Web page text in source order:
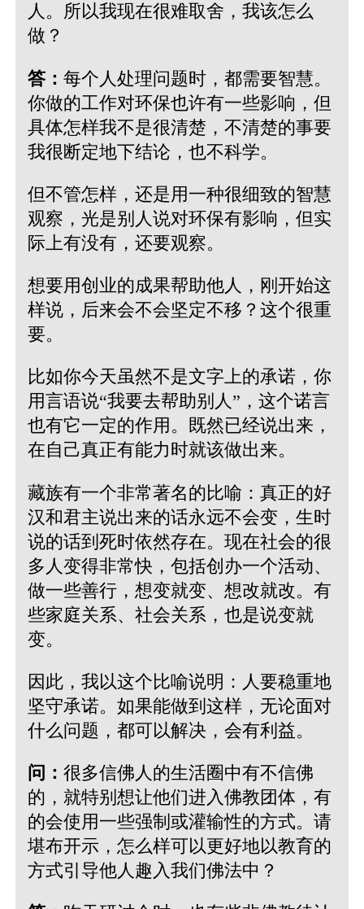
人。所以我现在很难取舍，我该怎么
做？
答： 每个人处理问题时，都需要智慧。
你做的工作对环保也许有一些影响，但
具体怎样我不是很清楚，不清楚的事要
我很断定地下结论，也不科学。
但不管怎样，还是用一种很细致的智慧
观察，光是别人说对环保有影响，但实
际上有没有，还要观察。
想要用创业的成果帮助他人，刚开始这
样说，后来会不会坚定不移？这个很重
要。
比如你今天虽然不是文字上的承诺，你
用言语说“我要去帮助别人”，这个诺言
也有它一定的作用。既然已经说出来，
在自己真正有能力时就该做出来。
藏族有一个非常著名的比喻：真正的好
汉和君主说出来的话永远不会变，生时
说的话到死时依然存在。现在社会的很
多人变得非常快，包括创办一个活动、
做一些善行，想变就变、想改就改。有
些家庭关系、社会关系，也是说变就
变。
因此，我以这个比喻说明：人要稳重地
坚守承诺。如果能做到这样，无论面对
什么问题，都可以解决，会有利益。
问： 很多信佛人的生活圈中有不信佛
的，就特别想让他们进入佛教团体，有
的会使用一些强制或灌输性的方式。请
堪布开示，怎么样可以更好地以教育的
方式引导他人趣入我们佛法中？